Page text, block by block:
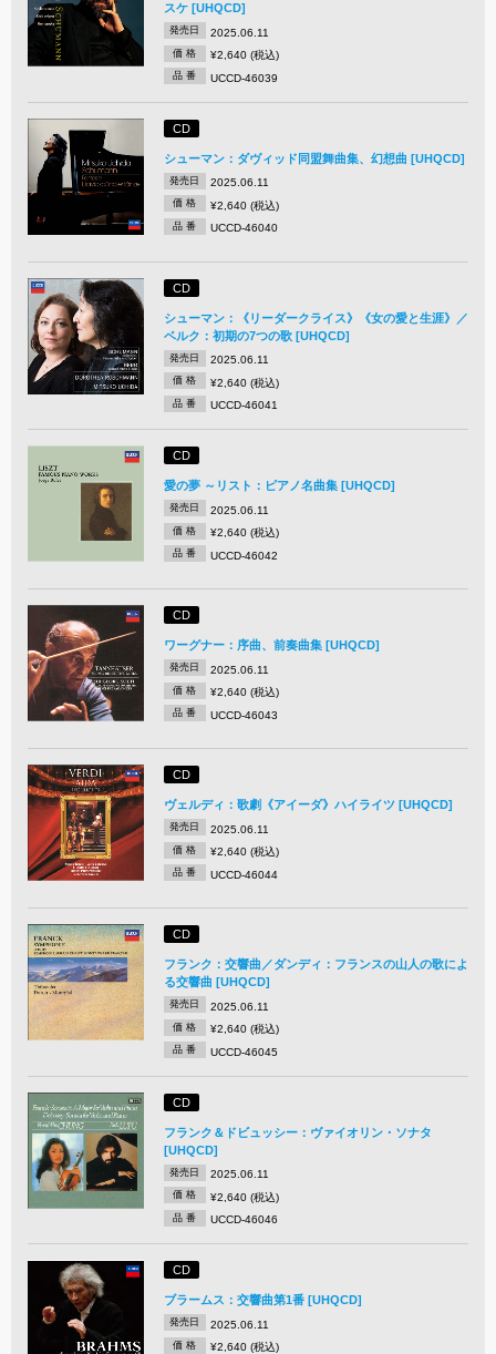
スケ [UHQCD]
発売日 2025.06.11
価 格 ¥2,640 (税込)
品 番 UCCD-46039
CD
シューマン：ダヴィッド同盟舞曲集、幻想曲 [UHQCD]
発売日 2025.06.11
価 格 ¥2,640 (税込)
品 番 UCCD-46040
CD
シューマン：《リーダークライス》《女の愛と生涯》／
ベルク：初期の7つの歌 [UHQCD]
発売日 2025.06.11
価 格 ¥2,640 (税込)
品 番 UCCD-46041
CD
愛の夢 ～リスト：ピアノ名曲集 [UHQCD]
発売日 2025.06.11
価 格 ¥2,640 (税込)
品 番 UCCD-46042
CD
ワーグナー：序曲、前奏曲集 [UHQCD]
発売日 2025.06.11
価 格 ¥2,640 (税込)
品 番 UCCD-46043
CD
ヴェルディ：歌劇《アイーダ》ハイライツ [UHQCD]
発売日 2025.06.11
価 格 ¥2,640 (税込)
品 番 UCCD-46044
CD
フランク：交響曲／ダンディ：フランスの山人の歌によ
る交響曲 [UHQCD]
発売日 2025.06.11
価 格 ¥2,640 (税込)
品 番 UCCD-46045
CD
フランク＆ドビュッシー：ヴァイオリン・ソナタ
[UHQCD]
発売日 2025.06.11
価 格 ¥2,640 (税込)
品 番 UCCD-46046
CD
ブラームス：交響曲第1番 [UHQCD]
発売日 2025.06.11
価 格 ¥2,640 (税込)